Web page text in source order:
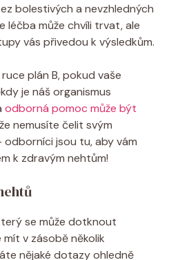
bolestivých a nevzhledných
léčba může chvíli trvat, ale
vás přivedou k výsledkům.
plán B, pokud vaše
je náš organismus
odborná pomoc může být
nemusíte čelit svým
odborníci jsou tu, aby vám
k zdravým nehtům!
se může dotknout
v zásobě několik
nějaké dotazy ohledně